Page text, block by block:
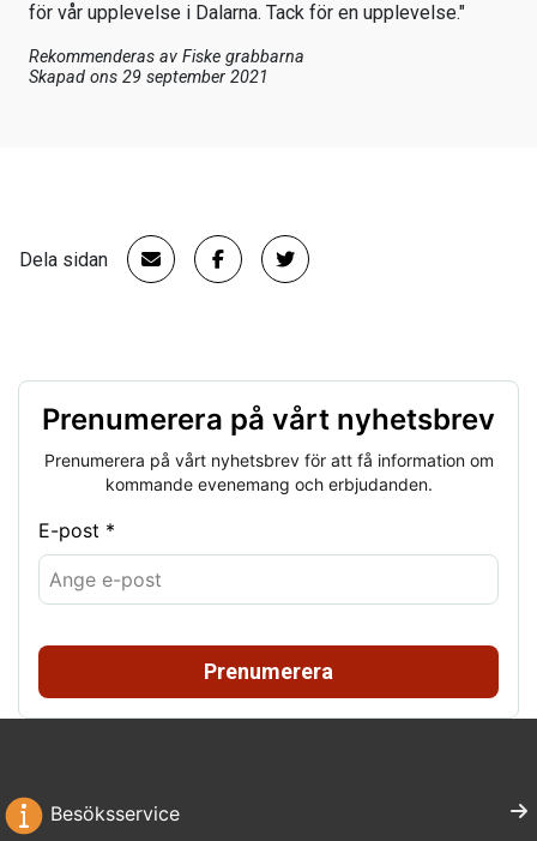
för vår upplevelse i Dalarna. Tack för en upplevelse."
Rekommenderas av Fiske grabbarna
Skapad ons 29 september 2021
Dela sidan
Prenumerera på vårt nyhetsbrev
Prenumerera på vårt nyhetsbrev för att få information om
kommande evenemang och erbjudanden.
E-post *
Prenumerera
Besöksservice